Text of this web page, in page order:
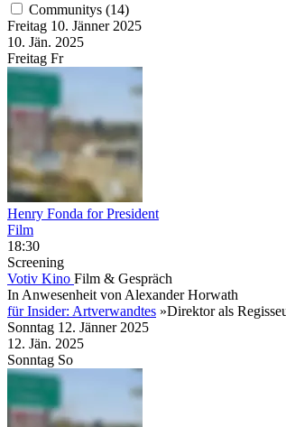
Communitys (14)
Freitag 10. Jänner 2025
10. Jän. 2025
Freitag Fr
Henry Fonda for President
Film
18:30
Screening
Votiv Kino Film & Gespräch
In Anwesenheit von Alexander Horwath
für Insider: Artverwandtes »Direktor als
Sonntag 12. Jänner 2025
12. Jän. 2025
Sonntag So